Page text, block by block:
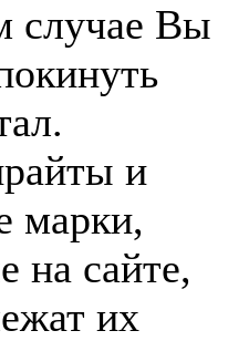
случае Вы
и
марки,
на сайте,
их